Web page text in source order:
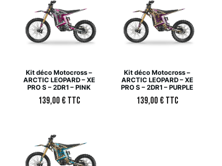
Kit déco Motocross –
ARCTIC LEOPARD – XE
PRO S – 2DR1 – PINK
139,00€ TTC
Kit déco Motocross –
ARCTIC LEOPARD – XE
PRO S – 2DR1 – PURPLE
139,00€ TTC